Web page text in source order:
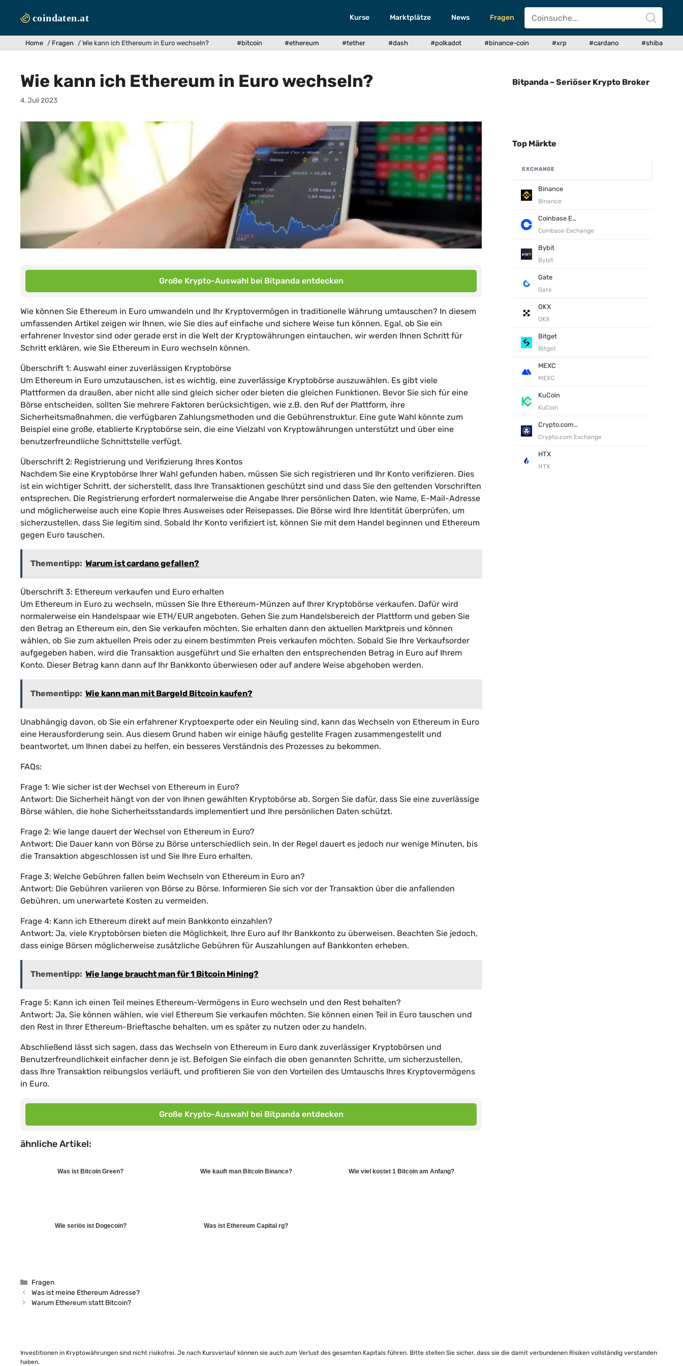
Inhalt
Kurse Marktplätze News Fragen
Home / Fragen / Wie kann ich Ethereum in Euro wechseln? #bitcoin #ethereum #tether #dash #polkadot #binance-coin #xrp #cardano #shiba
Wie kann ich Ethereum in Euro wechseln?
4. Juli 2023
Große Krypto-Auswahl bei Bitpanda entdecken
Wie können Sie Ethereum in Euro umwandeln und Ihr Kryptovermögen in traditionelle Währung umtauschen? In diesem
umfassenden Artikel zeigen wir Ihnen, wie Sie dies auf einfache und sichere Weise tun können. Egal, ob Sie ein
erfahrener Investor sind oder gerade erst in die Welt der Kryptowährungen eintauchen, wir werden Ihnen Schritt für
Schritt erklären, wie Sie Ethereum in Euro wechseln können.
Überschrift 1: Auswahl einer zuverlässigen Kryptobörse
Um Ethereum in Euro umzutauschen, ist es wichtig, eine zuverlässige Kryptobörse auszuwählen. Es gibt viele
Plattformen da draußen, aber nicht alle sind gleich sicher oder bieten die gleichen Funktionen. Bevor Sie sich für eine
Börse entscheiden, sollten Sie mehrere Faktoren berücksichtigen, wie z.B. den Ruf der Plattform, ihre
Sicherheitsmaßnahmen, die verfügbaren Zahlungsmethoden und die Gebührenstruktur. Eine gute Wahl könnte zum
Beispiel eine große, etablierte Kryptobörse sein, die eine Vielzahl von Kryptowährungen unterstützt und über eine
benutzerfreundliche Schnittstelle verfügt.
Überschrift 2: Registrierung und Verifizierung Ihres Kontos
Nachdem Sie eine Kryptobörse Ihrer Wahl gefunden haben, müssen Sie sich registrieren und Ihr Konto verifizieren. Dies
ist ein wichtiger Schritt, der sicherstellt, dass Ihre Transaktionen geschützt sind und dass Sie den geltenden Vorschriften
entsprechen. Die Registrierung erfordert normalerweise die Angabe Ihrer persönlichen Daten, wie Name, E-Mail-Adresse
und möglicherweise auch eine Kopie Ihres Ausweises oder Reisepasses. Die Börse wird Ihre Identität überprüfen, um
sicherzustellen, dass Sie legitim sind. Sobald Ihr Konto verifiziert ist, können Sie mit dem Handel beginnen und Ethereum
gegen Euro tauschen.
Thementipp: Warum ist cardano gefallen?
Überschrift 3: Ethereum verkaufen und Euro erhalten
Um Ethereum in Euro zu wechseln, müssen Sie Ihre Ethereum-Münzen auf Ihrer Kryptobörse verkaufen. Dafür wird
normalerweise ein Handelspaar wie ETH/EUR angeboten. Gehen Sie zum Handelsbereich der Plattform und geben Sie
den Betrag an Ethereum ein, den Sie verkaufen möchten. Sie erhalten dann den aktuellen Marktpreis und können
wählen, ob Sie zum aktuellen Preis oder zu einem bestimmten Preis verkaufen möchten. Sobald Sie Ihre Verkaufsorder
aufgegeben haben, wird die Transaktion ausgeführt und Sie erhalten den entsprechenden Betrag in Euro auf Ihrem
Konto. Dieser Betrag kann dann auf Ihr Bankkonto überwiesen oder auf andere Weise abgehoben werden.
Thementipp: Wie kann man mit Bargeld Bitcoin kaufen?
Unabhängig davon, ob Sie ein erfahrener Kryptoexperte oder ein Neuling sind, kann das Wechseln von Ethereum in Euro
eine Herausforderung sein. Aus diesem Grund haben wir einige häufig gestellte Fragen zusammengestellt und
beantwortet, um Ihnen dabei zu helfen, ein besseres Verständnis des Prozesses zu bekommen.
FAQs:
Frage 1: Wie sicher ist der Wechsel von Ethereum in Euro?
Antwort: Die Sicherheit hängt von der von Ihnen gewählten Kryptobörse ab. Sorgen Sie dafür, dass Sie eine zuverlässige
Börse wählen, die hohe Sicherheitsstandards implementiert und Ihre persönlichen Daten schützt.
Frage 2: Wie lange dauert der Wechsel von Ethereum in Euro?
Antwort: Die Dauer kann von Börse zu Börse unterschiedlich sein. In der Regel dauert es jedoch nur wenige Minuten, bis
die Transaktion abgeschlossen ist und Sie Ihre Euro erhalten.
Frage 3: Welche Gebühren fallen beim Wechseln von Ethereum in Euro an?
Antwort: Die Gebühren variieren von Börse zu Börse. Informieren Sie sich vor der Transaktion über die anfallenden
Gebühren, um unerwartete Kosten zu vermeiden.
Frage 4: Kann ich Ethereum direkt auf mein Bankkonto einzahlen?
Antwort: Ja, viele Kryptobörsen bieten die Möglichkeit, Ihre Euro auf Ihr Bankkonto zu überweisen. Beachten Sie jedoch,
dass einige Börsen möglicherweise zusätzliche Gebühren für Auszahlungen auf Bankkonten erheben.
Thementipp: Wie lange braucht man für 1 Bitcoin Mining?
Frage 5: Kann ich einen Teil meines Ethereum-Vermögens in Euro wechseln und den Rest behalten?
Antwort: Ja, Sie können wählen, wie viel Ethereum Sie verkaufen möchten. Sie können einen Teil in Euro tauschen und
den Rest in Ihrer Ethereum-Brieftasche behalten, um es später zu nutzen oder zu handeln.
Abschließend lässt sich sagen, dass das Wechseln von Ethereum in Euro dank zuverlässiger Kryptobörsen und
Benutzerfreundlichkeit einfacher denn je ist. Befolgen Sie einfach die oben genannten Schritte, um sicherzustellen,
dass Ihre Transaktion reibungslos verläuft, und profitieren Sie von den Vorteilen des Umtauschs Ihres Kryptovermögens
in Euro.
Große Krypto-Auswahl bei Bitpanda entdecken
ähnliche Artikel:
Was ist Bitcoin Green? Wie kauft man Bitcoin Binance? Wie viel kostet 1 Bitcoin am Anfang?
Wie seriös ist Dogecoin? Was ist Ethereum Capital rg?
Kategorien
Fragen
Was ist meine Ethereum Adresse?
Warum Ethereum statt Bitcoin?
Bitpanda – Seriöser Krypto Broker
Top Märkte
EXCHANGE
Binance
Binance
Coinbase Exchange
Coinbase Exchange
Bybit
Bybit
Gate
Gate
OKX
OKX
Bitget
Bitget
MEXC
MEXC
KuCoin
KuCoin
Crypto.com Exchange
Crypto.com Exchange
HTX
HTX
Investitionen in Kryptowährungen sind nicht risikofrei. Je nach Kursverlauf können sie auch zum Verlust des gesamten Kapitals führen. Bitte stellen Sie sicher, dass sie die damit verbundenen Risiken vollständig verstanden
haben.